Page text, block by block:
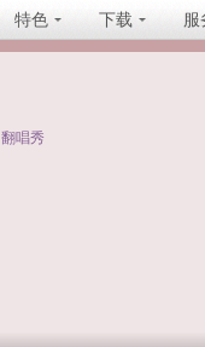
特色 下载 服
翻唱秀